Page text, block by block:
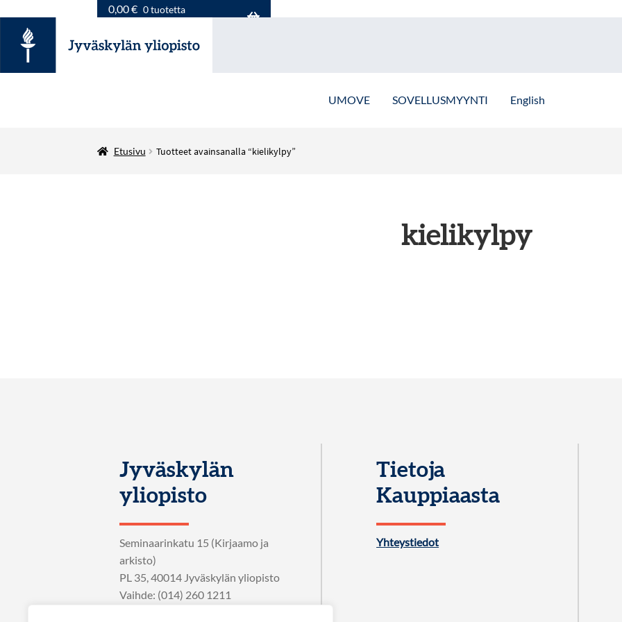
0,00€ 0 tuotetta
UMOVE SOVELLUSMYYNTI English
Etusivu Tuotteet avainsanalla “kielikylpy”
kielikylpy
Jyväskylän
yliopisto
Seminaarinkatu 15 (Kirjaamo ja
arkisto)
PL 35, 40014 Jyväskylän yliopisto
Vaihde: (014) 260 1211
Tietoja
Kauppiaasta
Yhteystiedot